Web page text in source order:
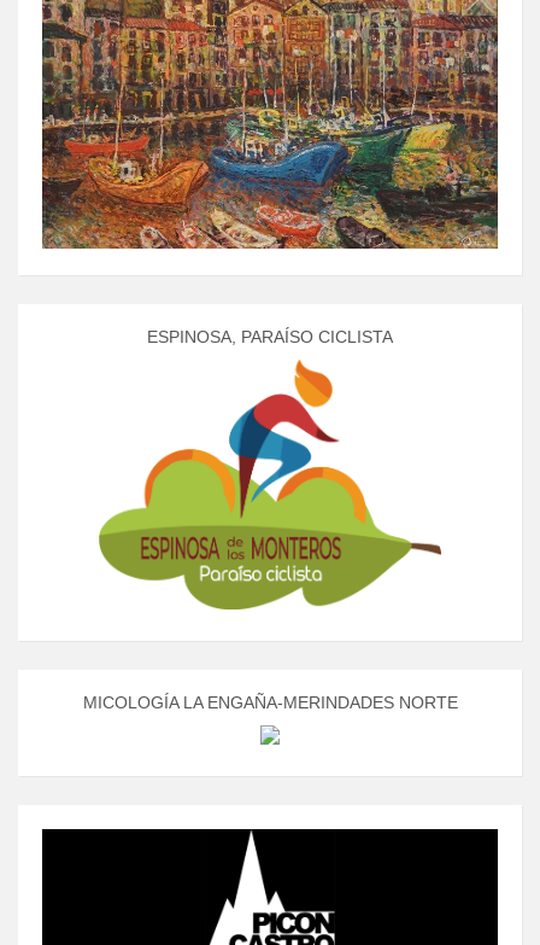
ESPINOSA, PARAÍSO CICLISTA
MICOLOGÍA LA ENGAÑA-MERINDADES NORTE